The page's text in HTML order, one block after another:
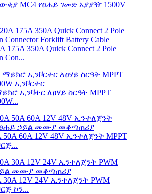
MC4 የፀሐይ ገመድ አያያዥ 1500V
175A 350A Quick Connect 2 Pole
Con...
ኢንቫተር ለፀሃይ ስርዓት MPPT
50A 60A 12V 48V ኢንተለጀንት MPPT
30A 12V 24V ኢንተለጀንት PWM
ኮን...